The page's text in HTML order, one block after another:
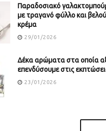
Παραδοσιακό
με τραγανό φύλλο και
κρέμα
29/01/2026
Δέκα αρώματα στα οποία
επενδύσουμε στις
23/01/2026